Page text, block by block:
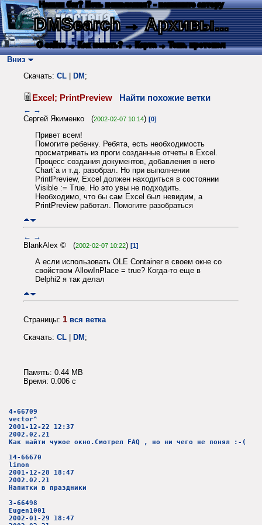
Нашли баг? Есть пожелания? - напишите автору
DMSearch→ Архивы...
О сайте → Как искать? → Карта → Текс. протокол
Вниз
Скачать: CL DM ;
Excel; PrintPreview Найти похожие ветки
← →
Сергей Якименко (2002-02-07 10:14) [0]
Привет всем!
Помогите ребенку. Ребята, есть необходимость
просматривать из проги созданные отчеты в Excel.
Процесс создания документов, добавления в него
Chart`а и т.д. разобрал. Но при выполнении
PrintPreview, Excel должен находиться в состоянии
Visible := True. Но это увы не подходить.
Необходимо, что бы сам Excel был невидим, а
PrintPreview работал. Помогите разобраться
← →
BlankAlex © (2002-02-07 10:22) [1]
А если использовать OLE Container в своем окне со
свойством AllowInPlace = true? Когда-то еще в
Delphi2 я так делал
Страницы: 1 вся ветка
Скачать: CL DM ;
Память: 0.44 MB
Время: 0.006 c
4-66709
vector^
2001-12-22 12:37
2002.02.21
Как найти чужое окно.Смотрел FAQ , но ни чего не понял :-(
14-66670
limon
2001-12-28 18:47
2002.02.21
Напитки в праздники
3-66498
Eugen1001
2002-01-29 18:47